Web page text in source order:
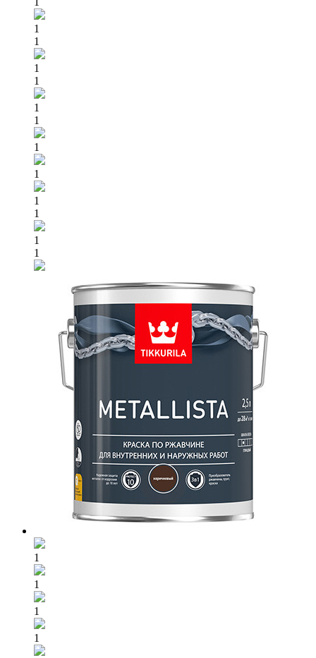
1
1
1
1
1
1
1
1
1
1
1
1
1
1
1
1